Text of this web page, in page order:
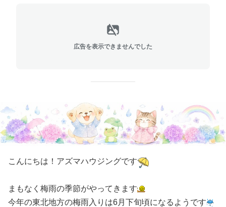
広告を表示できませんでした
こんにちは！アズマハウジングです
まもなく梅雨の季節がやってきます
今年の東北地方の梅雨入りは6月下旬頃になるようです